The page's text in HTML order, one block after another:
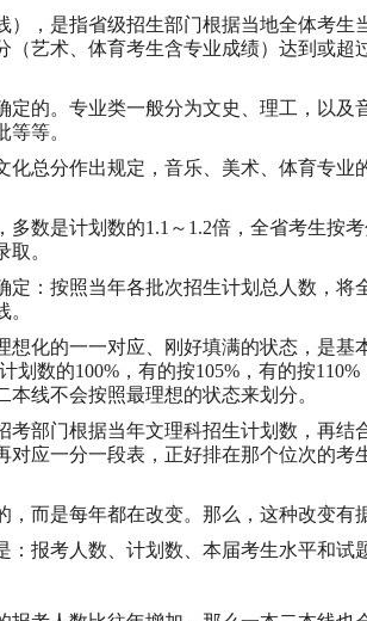
，是指省级招生部门根据当地全体考
艺术、体育考生含专业成绩）达到或
的。专业类一般分为文史、理工，以
等。
总分作出规定，音乐、美术、体育专
数是计划数的1.1～1.2倍，全省考生按
。
：按照当年各批次招生计划总人数，
化的一一对应、刚好填满的状态，是
数的100%，有的按105%，有的按
线不会按照最理想的状态来划分。
部门根据当年文理科招生计划数，再
对应一分一段表，正好排在那个位次的
而是每年都在改变。那么，这种改变有据
报考人数、计划数、本届考生水平和试